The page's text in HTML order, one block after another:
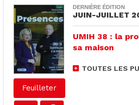
Feuilleter
DERNIÈRE ÉDITION
JUIN-JUILLET
UMIH 38 : la
sa maison
TOUTES LES